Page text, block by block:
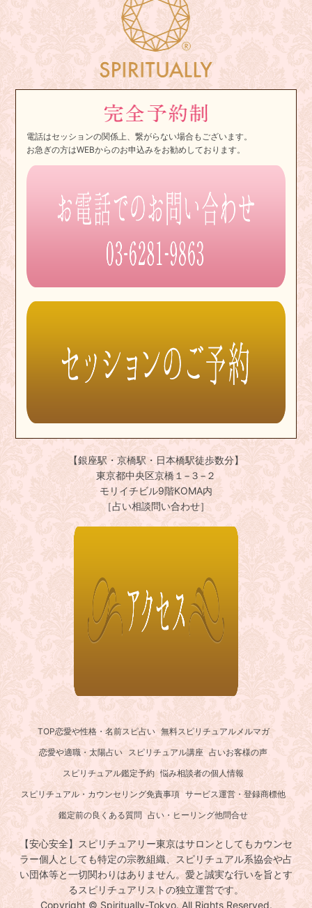
電話はセッションの関係上、繋がらない場合もございます。
お急ぎの方はWEBからのお申込みをお勧めしております。
【銀座駅・京橋駅・日本橋駅徒歩数分】
東京都中央区京橋１−３−２
モリイチビル9階KOMA内
［占い相談問い合わせ］
TOP恋愛や性格・名前スピ占い 無料スピリチュアルメルマガ
恋愛や適職・太陽占い スピリチュアル講座 占いお客様の声
スピリチュアル鑑定予約 悩み相談者の個人情報
スピリチュアル・カウンセリング免責事項 サービス運営・登録商標他
鑑定前の良くある質問 占い・ヒーリング他問合せ
【安心安全】スピリチュアリー東京はサロンとしてもカウンセ
ラー個人としても特定の宗教組織、スピリチュアル系協会や占
い団体等と一切関わりはありません。愛と誠実な行いを旨とす
るスピリチュアリストの独立運営です。
Copyright © Spiritually-Tokyo. All Rights Reserved.